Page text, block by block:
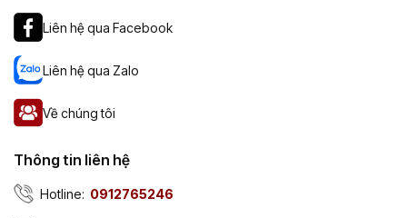
Liên hệ qua Facebook
Liên hệ qua Zalo
Về chúng tôi
Thông tin liên hệ
Hotline: 0912765246